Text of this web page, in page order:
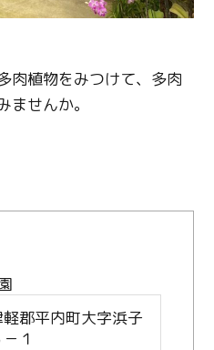
肉植物をみつけて、多肉
せんか。
郡平内町大字浜子
１